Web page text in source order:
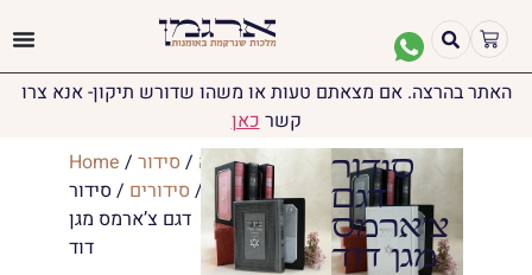
האתר בהרצה. אם מצאתם טעות או משהו שדורש תיקון- אנא צרו
קשרכאן
Home / יודאיקה / סידור
ותהילים
/ סידורים / סידור
דגם צ’ארמס מגן
דוד
סידור
דגם
צ’ארמס
מגן דוד